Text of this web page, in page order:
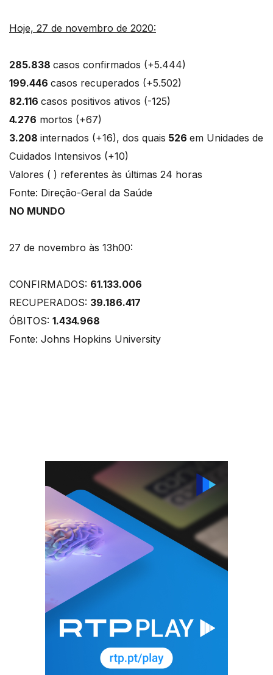
Hoje, 27 de novembro de 2020:
285.838 casos confirmados (+5.444)
199.446 casos recuperados (+5.502)
82.116 casos positivos ativos (-125)
4.276 mortos (+67)
3.208 internados (+16), dos quais 526 em Unidades de
Cuidados Intensivos (+10)
Valores ( ) referentes às últimas 24 horas
Fonte: Direção-Geral da Saúde
NO MUNDO
27 de novembro às 13h00:
CONFIRMADOS: 61.133.006
RECUPERADOS: 39.186.417
ÓBITOS: 1.434.968
Fonte: Johns Hopkins University